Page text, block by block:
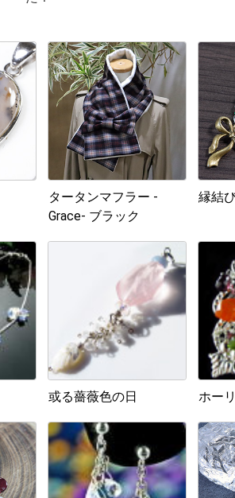
タータンマフラー -
Grace- ブラック
縁結
或る薔薇色の日 ホー